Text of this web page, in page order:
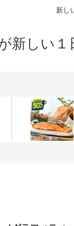
新し
新しい